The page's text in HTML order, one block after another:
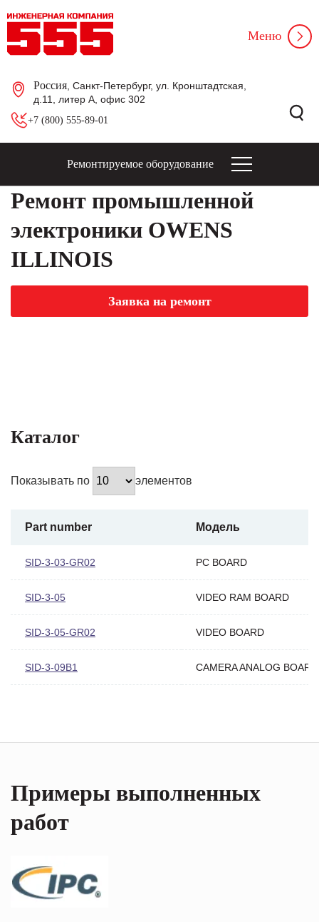
Россия , Санкт-Петербург, ул. Кронштадтская,
д.11, литер А, офис 302
+7 (800) 555-89-01
Меню
Ремонтируемое оборудование
Ремонт промышленной
электроники OWENS
ILLINOIS
Заявка на ремонт
Каталог
Показывать по элементов
Part number Модель
SID-3-03-GR02 PC BOARD
SID-3-05 VIDEO RAM BOARD
SID-3-05-GR02 VIDEO BOARD
SID-3-09B1 CAMERA ANALOG BOARD
Примеры выполненных
работ